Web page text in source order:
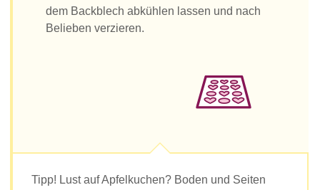
dem Backblech abkühlen lassen und nach
Belieben verzieren.
Tipp! Lust auf Apfelkuchen? Boden und Seiten